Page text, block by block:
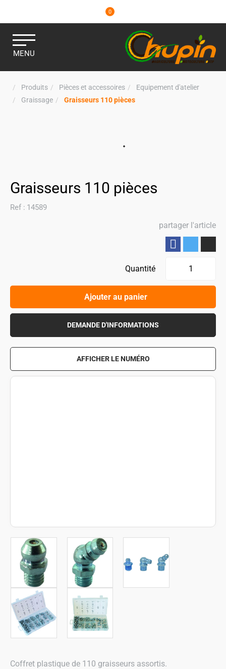
0
MENU
Produits Pièces et accessoires
Equipement d'atelier
Graissage
Graisseurs 110 pièces
Graisseurs 110 pièces
Ref : 14589
partager l'article
Coffret plastique de 110 graisseurs assortis.
Quantité
Ajouter au panier
DEMANDE D'INFORMATIONS
AFFICHER LE NUMÉRO